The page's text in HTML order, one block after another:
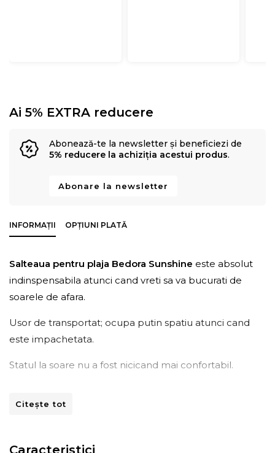
Ai 5% EXTRA reducere
Abonează-te la newsletter și beneficiezi de
5% reducere la achiziția acestui produs.
Abonare la newsletter
INFORMAȚII OPȚIUNI PLATĂ
Salteaua pentru plaja Bedora Sunshine este absolut
indinspensabila atunci cand vreti sa va bucurati de
soarele de afara.
Usor de transportat; ocupa putin spatiu atunci cand
este impachetata.
Statul la soare nu a fost nicicand mai confortabil.
Exterior – Poliester
Salteaua pentru plaja este usor de curatat si de
Citește tot
Caracteristici